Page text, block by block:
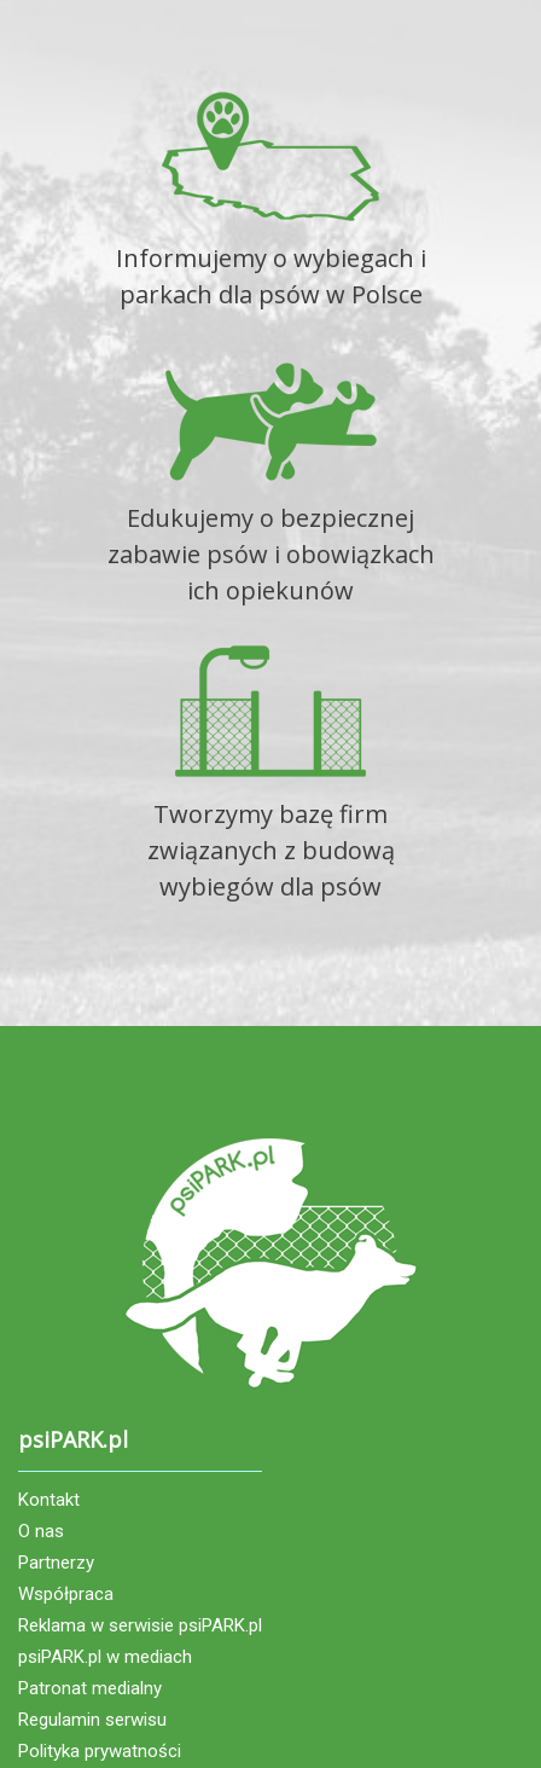
Informujemy o wybiegach i
parkach dla psów w Polsce
Edukujemy o bezpiecznej
zabawie psów i obowiązkach
ich opiekunów
Tworzymy bazę firm
związanych z budową
wybiegów dla psów
psiPARK.pl
Kontakt
O nas
Partnerzy
Współpraca
Reklama w serwisie psiPARK.pl
psiPARK.pl w mediach
Patronat medialny
Regulamin serwisu
Polityka prywatności